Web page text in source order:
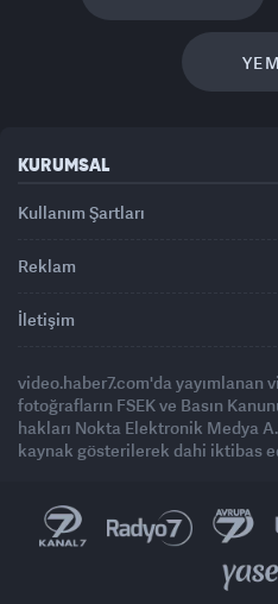
KURUMSAL
Kullanım Şartları
Reklam
İletişim
video.haber7.com'da yayımlanan
fotoğrafların FSEK ve Basın
hakları Nokta Elektronik Medya
kaynak gösterilerek dahi iktibas